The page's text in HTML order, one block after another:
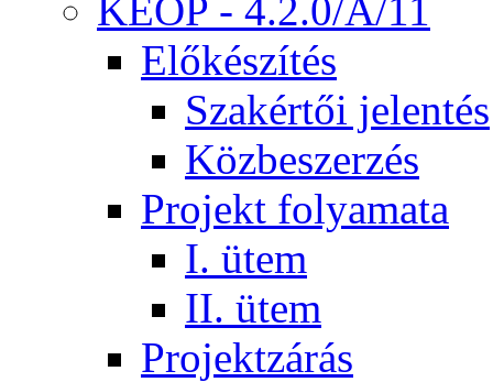
KEOP - 4.2.0/A/11
Előkészítés
Szakértői jelentés
Közbeszerzés
Projekt folyamata
I. ütem
II. ütem
Projektzárás